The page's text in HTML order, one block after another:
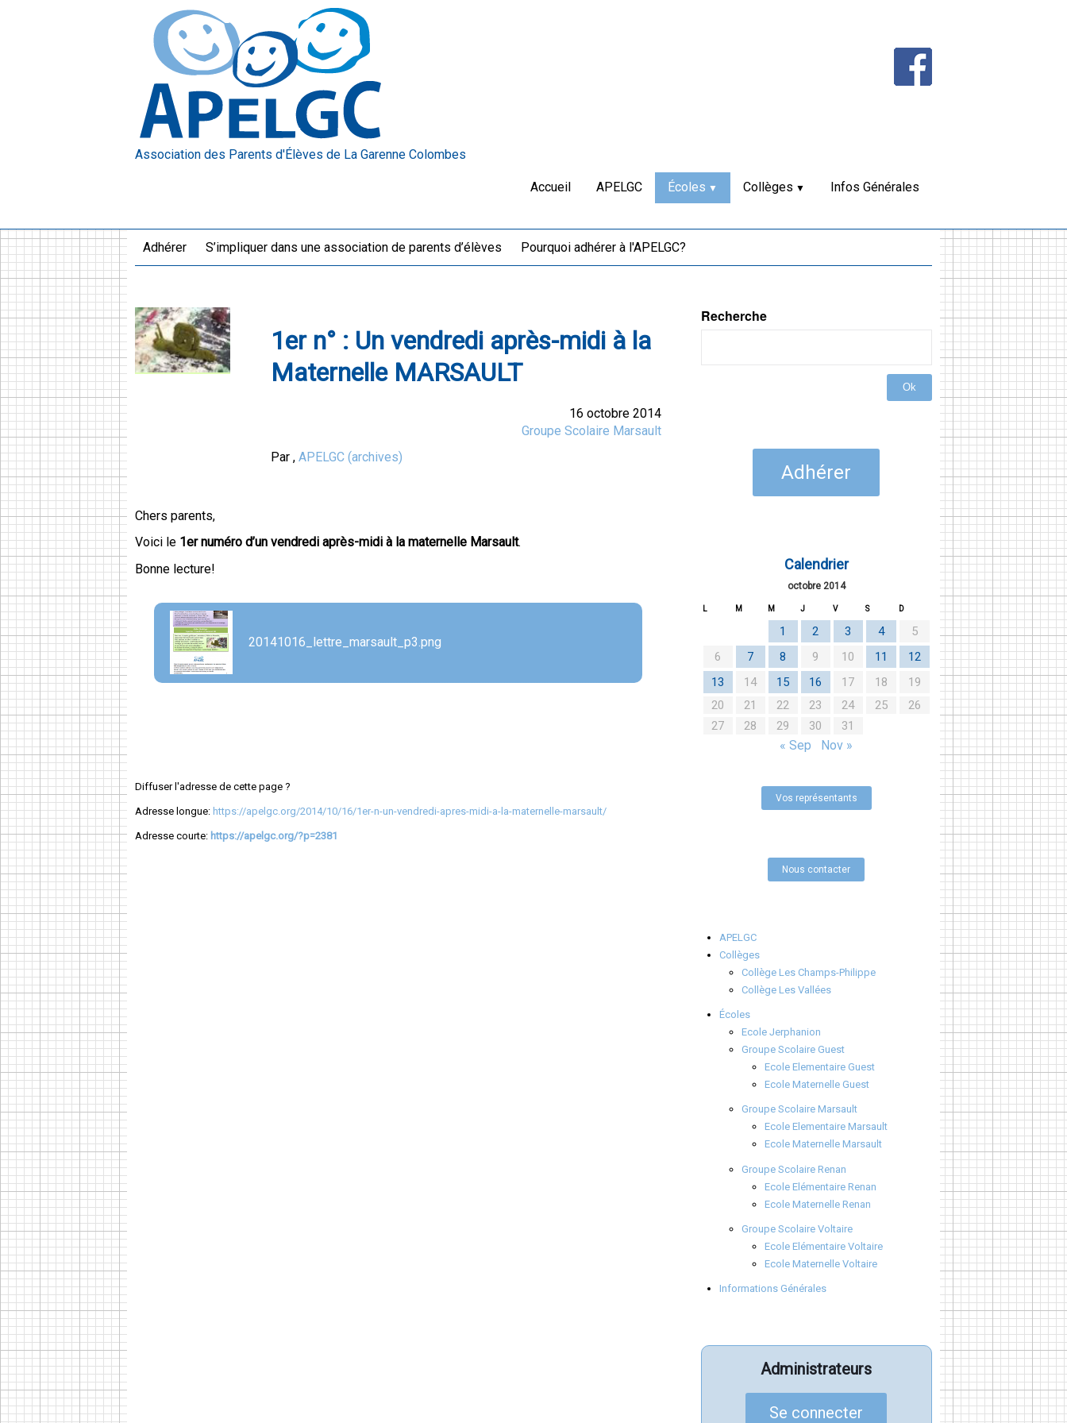
Association des Parents d'Élèves de La Garenne Colombes
Accueil APELGC Écoles Collèges Infos Générales
Adhérer S’impliquer dans une association de parents d’élèves Pourquoi adhérer à l'APELGC?
1er n° : Un vendredi après-midi à la
Maternelle MARSAULT
16 octobre 2014
Groupe Scolaire Marsault
Par , APELGC (archives)
Chers parents,
Voici le 1er numéro d’un vendredi après-midi à la maternelle Marsault.
Bonne lecture!
20141016_lettre_marsault_p3.png
Diffuser l'adresse de cette page ?
Adresse longue: https://apelgc.org/2014/10/16/1er-n-un-vendredi-apres-midi-a-la-maternelle-marsault/
Adresse courte: https://apelgc.org/?p=2381
Recherche
Ok
Adhérer
Calendrier
octobre 2014
L M M J V S D
1 2 3 4
5
6
7 8 9 10 11
12
13
14 15 16 17 18
19
20
21 22 23 24 25
26
27
28 29 30 31
« Sep Nov »
Vos représentants
Nous contacter
APELGC
Collèges
Collège Les Champs-Philippe
Collège Les Vallées
Écoles
Ecole Jerphanion
Groupe Scolaire Guest
Ecole Elementaire Guest
Ecole Maternelle Guest
Groupe Scolaire Marsault
Ecole Elementaire Marsault
Ecole Maternelle Marsault
Groupe Scolaire Renan
Ecole Elémentaire Renan
Ecole Maternelle Renan
Groupe Scolaire Voltaire
Ecole Elémentaire Voltaire
Ecole Maternelle Voltaire
Informations Générales
Administrateurs
Se connecter